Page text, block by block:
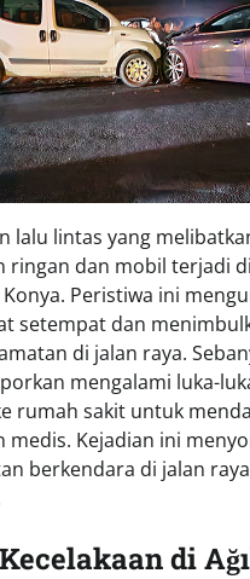
lalu lintas yang
ringan dan mobil terjadi di
Konya. Peristiwa ini
setempat dan
di jalan raya.
mengalami luka-
rumah sakit untuk
medis. Kejadian ini
berkendara di jalan
di